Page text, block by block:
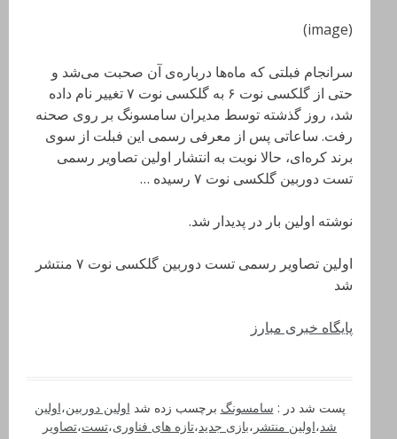
(image)
سرانجام فبلتی که ماه‌ها درباره‌ی آن صحبت می‌شد و
حتی از گلکسی نوت ۶ به گلکسی نوت ۷ تغییر نام داده
شد، روز گذشته توسط مدیران سامسونگ بر روی صحنه
رفت. ساعاتی پس از معرفی رسمی این فبلت از سوی
برند کره‌ای، حالا نوبت به انتشار اولین تصاویر رسمی
تست دوربین گلکسی نوت ۷ رسیده …
نوشته اولین بار در پدیدار شد.
اولین تصاویر رسمی تست دوربین گلکسی نوت ۷ منتشر
شد
پایگاه خبری مبارز
پست شد در : سامسونگ برچسب زده شد اولین دوربین،اولین
شد،اولین منتشر ،بازی جدید،تازه های فناوری،تست،تصاویر